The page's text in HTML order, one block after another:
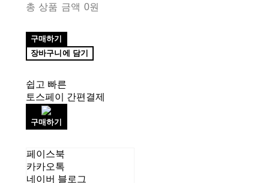
총 상품 금액 0원
구매하기
장바구니에 담기
쉽고 빠른
토스페이 간편결제
구매하기
페이스북
카카오톡
네이버 블로그